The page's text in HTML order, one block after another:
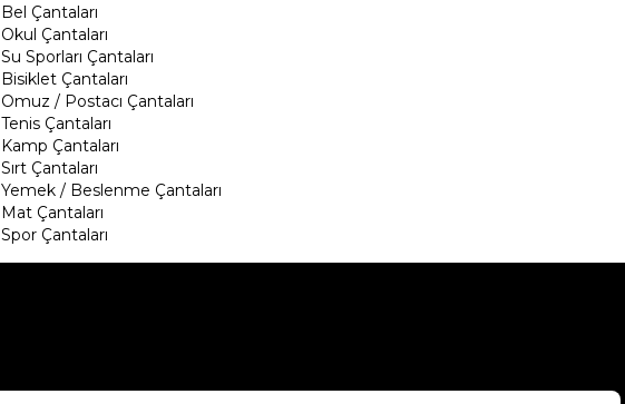
Bel Çantaları
Okul Çantaları
Su Sporları Çantaları
Bisiklet Çantaları
Omuz / Postacı Çantaları
Tenis Çantaları
Kamp Çantaları
Sırt Çantaları
Yemek / Beslenme Çantaları
Mat Çantaları
Spor Çantaları